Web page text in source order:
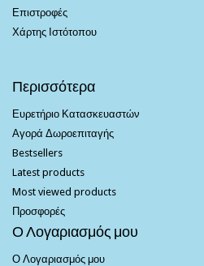
Επιστροφές
Χάρτης Ιστότοπου
Περισσότερα
Ευρετήριο Κατασκευαστών
Αγορά Δωροεπιταγής
Bestsellers
Latest products
Most viewed products
Προσφορές
Ο Λογαριασμός μου
Ο Λογαριασμός μου